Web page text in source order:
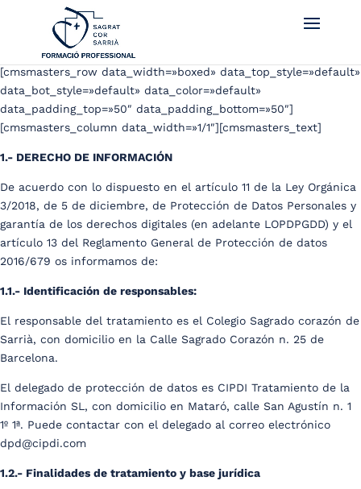
[cmsmasters_row data_width=»boxed» data_top_style=»default»
data_bot_style=»default» data_color=»default»
data_padding_top=»50″ data_padding_bottom=»50″]
[cmsmasters_column data_width=»1/1″][cmsmasters_text]
1.- DERECHO DE INFORMACIÓN
De acuerdo con lo dispuesto en el artículo 11 de la Ley Orgánica
3/2018, de 5 de diciembre, de Protección de Datos Personales y
garantía de los derechos digitales (en adelante LOPDPGDD) y el
artículo 13 del Reglamento General de Protección de datos
2016/679 os informamos de:
1.1.- Identificación de responsables:
El responsable del tratamiento es el Colegio Sagrado corazón de
Sarrià, con domicilio en la Calle Sagrado Corazón n. 25 de
Barcelona.
El delegado de protección de datos es CIPDI Tratamiento de la
Información SL, con domicilio en Mataró, calle San Agustín n. 1
1º 1ª. Puede contactar con el delegado al correo electrónico
dpd@cipdi.com
1.2.- Finalidades de tratamiento y base jurídica